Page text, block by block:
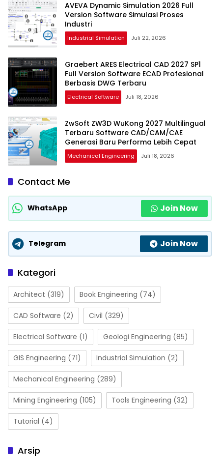
AVEVA Dynamic Simulation 2026 Full
Version Software Simulasi Proses
Industri
Industrial Simulation Juli 22, 2026
Graebert ARES Electrical CAD 2027 SP1
Full Version Software ECAD Profesional
Berbasis DWG Terbaru
Electrical Software Juli 18, 2026
ZwSoft ZW3D WuKong 2027 Multilingual
Terbaru Software CAD/CAM/CAE
Generasi Baru Performa Lebih Cepat
Mechanical Engineering Juli 18, 2026
Contact Me
WhatsApp Join Now
Telegram Join Now
Kategori
Architect (319) Book Engineering (74)
CAD Software (2) Civil (329)
Electrical Software (1) Geologi Engineering (85)
GIS Engineering (71) Industrial Simulation (2)
Mechanical Engineering (289)
Mining Engineering (105) Tools Engineering (32)
Tutorial (4)
Arsip